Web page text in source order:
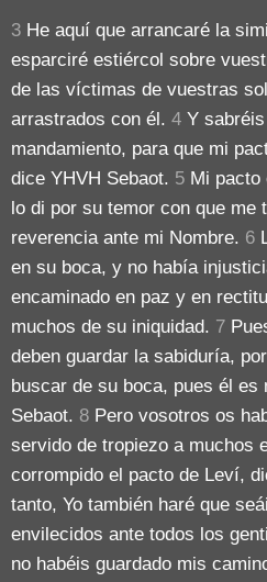
3 He aquí que arrancaré la
esparciré estiércol sobre
de las víctimas de vuestras
arrastrados con él. 4 Y
mandamiento, para que mi
dice YHVH Sebaot. 5 Mi pacto
lo di por su temor con que me
reverencia ante mi Nombre. 6
en su boca, y no había
encaminado en paz y en
muchos de su iniquidad. 7
deben guardar la sabiduría,
buscar de su boca, pues él es
Sebaot. 8 Pero vosotros os
servido de tropiezo a muchos
corrompido el pacto de Leví,
tanto, Yo también haré que
envilecidos ante todos los
no habéis guardado mis